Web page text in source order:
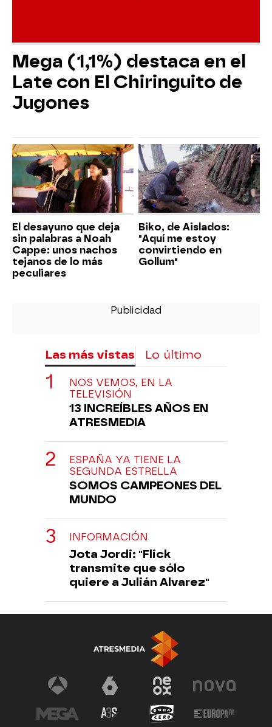
Mega (1,1%) destaca en el
Late con El Chiringuito de
Jugones
El desayuno que deja
sin palabras a Noah
Cappe: unos nachos
tejanos de lo más
peculiares
Biko, de Aislados:
"Aquí me estoy
convirtiendo en
Gollum"
Las más vistas Lo último
NOS VEMOS, EN LA
TELEVISIÓN
13 INCREÍBLES AÑOS EN
ATRESMEDIA
ESPAÑA YA TIENE LA
SEGUNDA ESTRELLA
SOMOS CAMPEONES DEL
MUNDO
INFORMACIÓN
Jota Jordi: "Flick
transmite que sólo
quiere a Julián Alvarez"